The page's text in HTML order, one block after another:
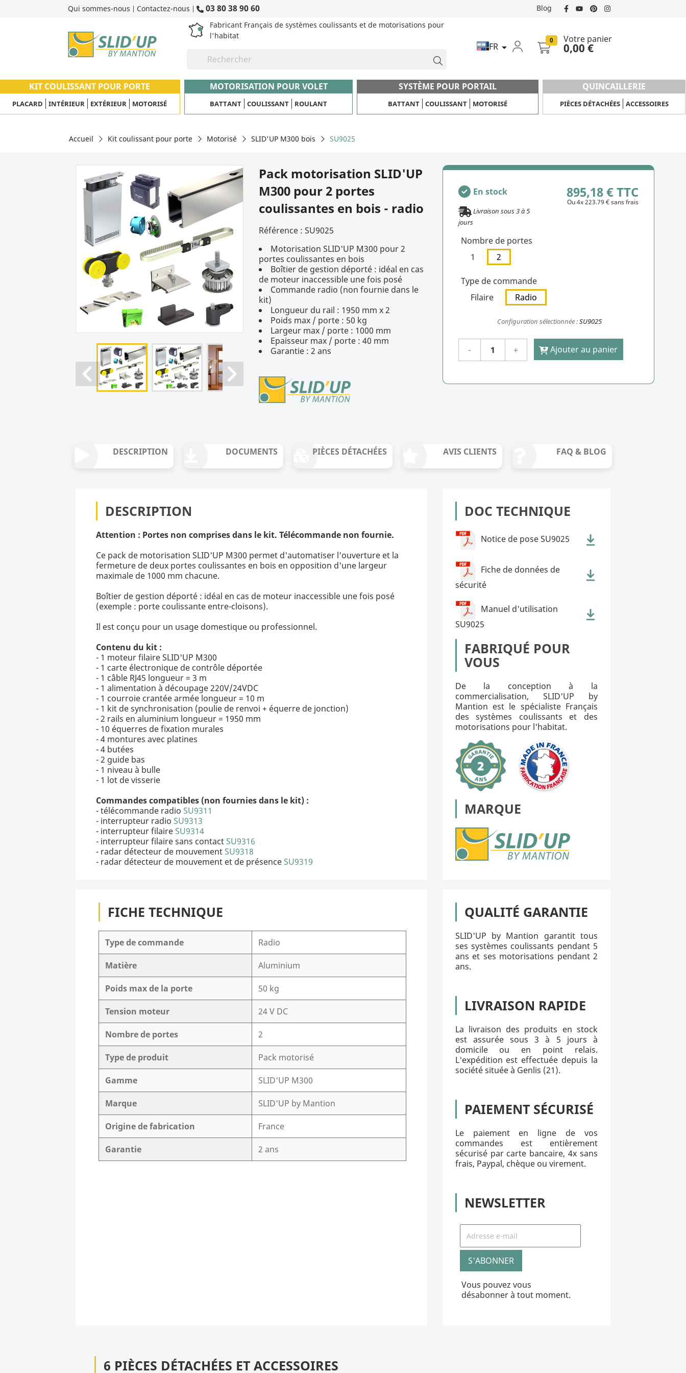
Qui sommes-nous | Contactez-nous | 03 80 38 90 60
Blog
Fabricant Français de systèmes coulissants et de motorisations pour
l'habitat
FR 
0 Votre panier
0,00 €
KIT COULISSANT POUR PORTE
PLACARD INTÉRIEUR EXTÉRIEUR MOTORISÉ
MOTORISATION POUR VOLET
BATTANT COULISSANT ROULANT
SYSTÈME POUR PORTAIL
BATTANT COULISSANT MOTORISÉ
QUINCAILLERIE
PIÈCES DÉTACHÉES ACCESSOIRES
Accueil Kit coulissant pour porte Motorisé SLID'UP M300 bois SU9025
Pack motorisation SLID'UP
M300 pour 2 portes
coulissantes en bois - radio
Référence :SU9025
Motorisation SLID'UP M300 pour 2
portes coulissantes en bois
Boîtier de gestion déporté : idéal en cas
de moteur inaccessible une fois posé
Commande radio (non fournie dans le
kit)
Longueur du rail : 1950 mm x 2
Poids max / porte : 50 kg
Largeur max / porte : 1000 mm
Epaisseur max / porte : 40 mm
Garantie : 2 ans
En stock
Livraison sous3à5
jours
895,18 € TTC
Ou 4x 223.79 € sans frais
Nombre de portes
1
2
Type de commande
Filaire
Radio
Configuration sélectionnée :SU9025
Ajouter au panier
DESCRIPTION DOCUMENTS PIÈCES DÉTACHÉES AVIS CLIENTS FAQ & BLOG
DESCRIPTION
Attention : Portes non comprises dans le kit. Télécommande non fournie.
Ce pack de motorisation SLID'UP M300 permet d'automatiser l'ouverture et la
fermeture de deux portes coulissantes en bois en opposition d'une largeur
maximale de 1000 mm chacune.
Boîtier de gestion déporté : idéal en cas de moteur inaccessible une fois posé
(exemple : porte coulissante entre-cloisons).
Il est conçu pour un usage domestique ou professionnel.
Contenu du kit :
- 1 moteur filaire SLID'UP M300
- 1 carte électronique de contrôle déportée
- 1 câble RJ45 longueur = 3 m
- 1 alimentation à découpage 220V/24VDC
- 1 courroie crantée armée longueur = 10 m
- 1 kit de synchronisation (poulie de renvoi + équerre de jonction)
- 2 rails en aluminium longueur = 1950 mm
- 10 équerres de fixation murales
- 4 montures avec platines
- 4 butées
- 2 guide bas
- 1 niveau à bulle
- 1 lot de visserie
Commandes compatibles (non fournies dans le kit) :
- télécommande radio SU9311
- interrupteur radio SU9313
- interrupteur filaireSU9314
- interrupteur filaire sans contactSU9316
- radar détecteur de mouvementSU9318
- radar détecteur de mouvement et de présenceSU9319
DOC TECHNIQUE
Notice de pose SU9025
Fiche de données de
sécurité
Manuel d'utilisation
SU9025
FABRIQUÉ POUR
VOUS
De la conception à la
commercialisation, SLID'UP by
Mantion est le spécialiste Français
des systèmes coulissants et des
motorisations pour l'habitat.
MARQUE
FICHE TECHNIQUE
Type de commande Radio
Matière Aluminium
Poids max de la porte 50 kg
Tension moteur 24 V DC
Nombre de portes 2
Type de produit Pack motorisé
Gamme SLID'UP M300
Marque SLID'UP by Mantion
Origine de fabrication France
Garantie 2 ans
QUALITÉ GARANTIE
SLID'UP by Mantion garantit tous
ses systèmes coulissants pendant 5
ans et ses motorisations pendant 2
ans.
LIVRAISON RAPIDE
La livraison des produits en stock
est assurée sous 3 à 5 jours à
domicile ou en point relais.
L'expédition est effectuée depuis la
société située à Genlis (21).
PAIEMENT SÉCURISÉ
Le paiement en ligne de vos
commandes est entièrement
sécurisé par carte bancaire, 4x sans
frais, Paypal, chèque ou virement.
NEWSLETTER
Vous pouvez vous
désabonner à tout moment.
6 PIÈCES DÉTACHÉES ET ACCESSOIRES